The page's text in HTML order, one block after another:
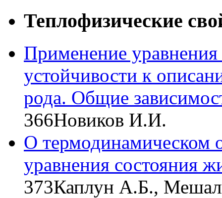
Теплофизические
Применение
устойчивости к
рода. Общие
366Новиков И.И.
О термодинамическом
уравнения состояния
373Каплун А.Б.,